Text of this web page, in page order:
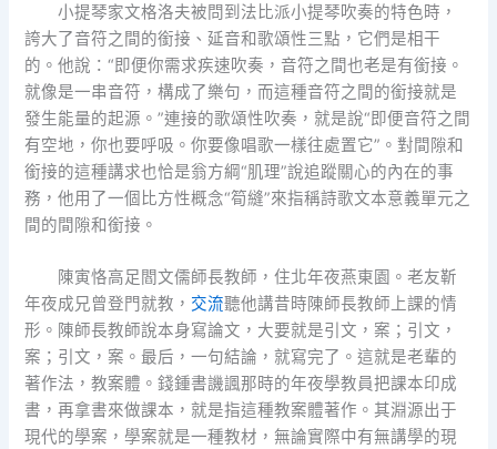
小提琴家文格洛夫被問到法比派小提琴吹奏的特色時，
誇大了音符之間的銜接、延音和歌頌性三點，它們是相干
的。他說：“即便你需求疾速吹奏，音符之間也老是有銜接。
就像是一串音符，構成了樂句，而這種音符之間的銜接就是
發生能量的起源。”連接的歌頌性吹奏，就是說“即便音符之間
有空地，你也要呼吸。你要像唱歌一樣往處置它”。對間隙和
銜接的這種講求也恰是翁方綱“肌理”說追蹤關心的內在的事
務，他用了一個比方性概念“筍縫”來指稱詩歌文本意義單元之
間的間隙和銜接。
陳寅恪高足閻文儒師長教師，住北年夜燕東園。老友靳
年夜成兄曾登門就教， 交流聽他講昔時陳師長教師上課的情
形。陳師長教師說本身寫論文，大要就是引文，案；引文，
案；引文，案。最后，一句結論，就寫完了。這就是老輩的
著作法，教案體。錢鍾書譏諷那時的年夜學教員把課本印成
書，再拿書來做課本，就是指這種教案體著作。其淵源出于
現代的學案，學案就是一種教材，無論實際中有無講學的現